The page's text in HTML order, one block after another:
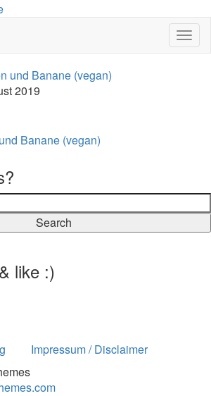
2019
Banane (vegan)
Search
like :)
Impressum / Disclaimer